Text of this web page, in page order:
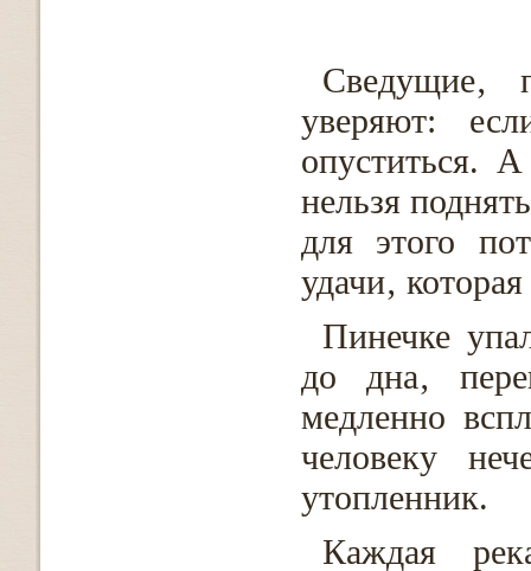
Сведущие‚
уверяют:
опуститься.
нельзя
для этого
удачи‚
Пинечке
до дна‚
медленно
человеку
утопленник.
Каждая